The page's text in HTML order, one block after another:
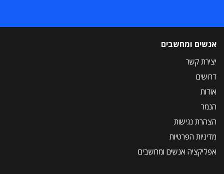
אנשים ומחשבים
יצירת קשר
דרושים
אודות
הנמר
הצהרת נגישות
מדיניות הפרטיות
אפליקציה אנשים ומחשבים